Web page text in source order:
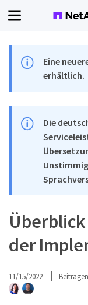
Eine
erhältlich.
Die
der
11/15/2022